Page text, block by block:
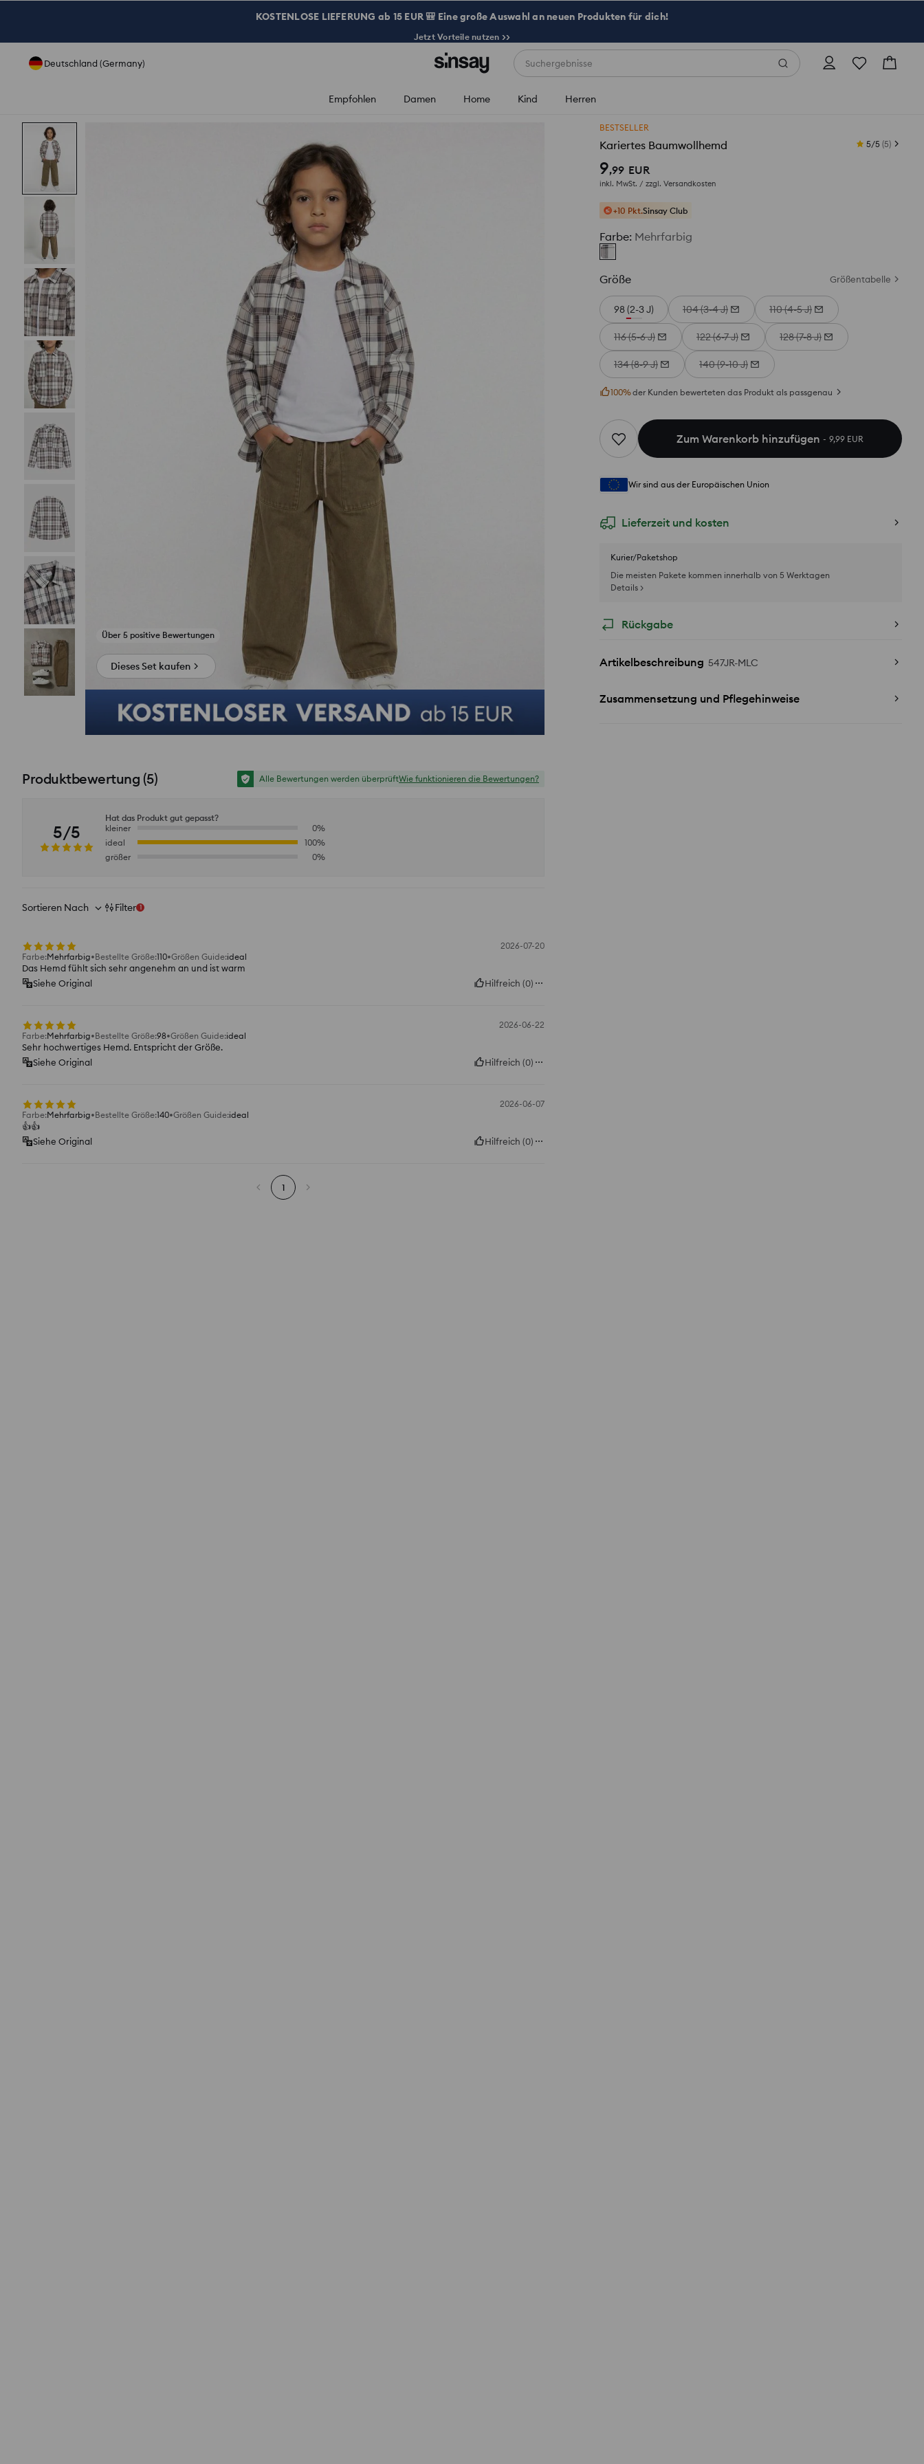
KOSTENLOSE LIEFERUNG ab 15 EUR 🎒 Eine große Auswahl an neuen Produkten für dich!
Jetzt Vorteile nutzen >>
Deutschland (Germany) Suchergebnisse
Empfohlen Damen Home Kind Herren
BESTSELLER
Kariertes Baumwollhemd 5/5 (5)
9,99 EUR
inkl. MwSt. / zzgl. Versandkosten
+10 Pkt.Sinsay Club
Farbe: Mehrfarbig
Größe Größentabelle
98 (2-3 J) 104 (3-4 J) 110 (4-5 J)
116 (5-6 J) 122 (6-7 J) 128 (7-8 J)
134 (8-9 J) 140 (9-10 J)
100%der Kunden bewerteten das Produkt als passgenau
Zum Warenkorb hinzufügen 9,99 EUR
Wir sind aus der Europäischen Union
Lieferzeit und kosten
Kurier/Paketshop
Die meisten Pakete kommen innerhalb von 5 Werktagen
Details >
Rückgabe
Artikelbeschreibung 547JR-MLC
Zusammensetzung und Pflegehinweise
Jemand hat innerhalb der letzten 2 Stunden gekauft
Dieses Set kaufen
Produktbewertung (5) Alle Bewertungen werden überprüftWie funktionieren die Bewertungen?
5/5
Hat das Produkt gut gepasst?
kleiner
0%
ideal
100%
größer
0%
Sortieren Nach Filter 1
2026-07-20
Farbe:Mehrfarbig Bestellte Größe:110 Größen Guide:ideal
Das Hemd fühlt sich sehr angenehm an und ist warm
Siehe Original
Hilfreich (0)
2026-06-22
Farbe:Mehrfarbig Bestellte Größe:98 Größen Guide:ideal
Sehr hochwertiges Hemd. Entspricht der Größe.
Siehe Original
Hilfreich (0)
2026-06-07
Farbe:Mehrfarbig Bestellte Größe:140 Größen Guide:ideal
👍️👍️
Siehe Original
Hilfreich (0)
1